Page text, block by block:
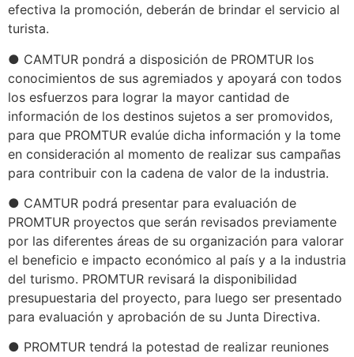
efectiva la promoción, deberán de brindar el servicio al
turista.
● CAMTUR pondrá a disposición de PROMTUR los
conocimientos de sus agremiados y apoyará con todos
los esfuerzos para lograr la mayor cantidad de
información de los destinos sujetos a ser promovidos,
para que PROMTUR evalúe dicha información y la tome
en consideración al momento de realizar sus campañas
para contribuir con la cadena de valor de la industria.
● CAMTUR podrá presentar para evaluación de
PROMTUR proyectos que serán revisados previamente
por las diferentes áreas de su organización para valorar
el beneficio e impacto económico al país y a la industria
del turismo. PROMTUR revisará la disponibilidad
presupuestaria del proyecto, para luego ser presentado
para evaluación y aprobación de su Junta Directiva.
● PROMTUR tendrá la potestad de realizar reuniones